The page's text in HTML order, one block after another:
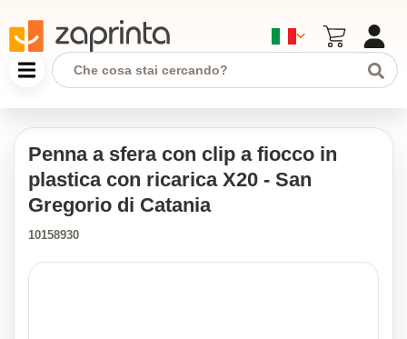
Penna a sfera con clip a fiocco in
plastica con ricarica X20 - San
Gregorio di Catania
10158930